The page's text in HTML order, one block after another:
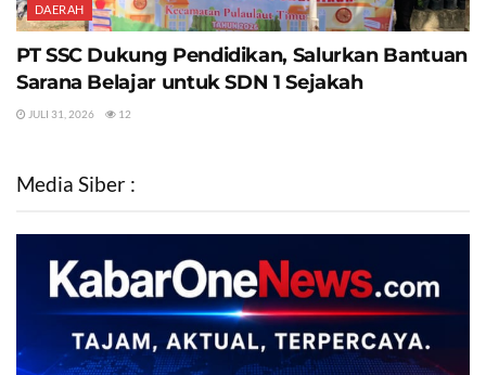
DAERAH
PT SSC Dukung Pendidikan, Salurkan Bantuan
Sarana Belajar untuk SDN 1 Sejakah
JULI 31, 2026 12
Media Siber :